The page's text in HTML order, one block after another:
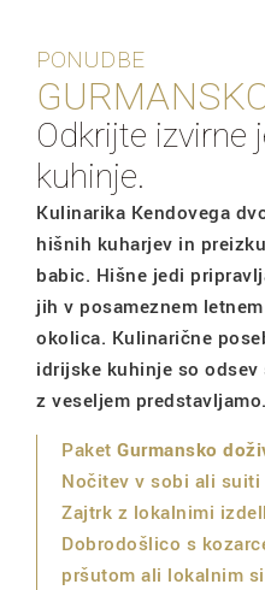
PONUDBE
Odkrijte izvirne
kuhinje.
Kulinarika Kendovega
hišnih kuharjev in
babic. Hišne jedi
jih v posameznem
okolica. Kulinarične
idrijske kuhinje so
z veseljem predstavljamo.
Paket Gurmansko
Nočitev v sobi ali suiti
Zajtrk z lokalnimi
Dobrodošlico s
pršutom ali lokalnim